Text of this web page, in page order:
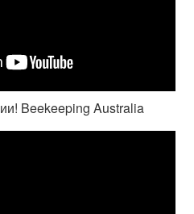
Beekeeping Australia